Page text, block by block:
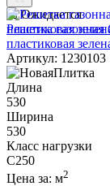
Ожидается
Решетка
пластиковая
Артикул: 1230103
Длина
530
Ширина
530
Класс нагрузки
C250
Цена за: м2